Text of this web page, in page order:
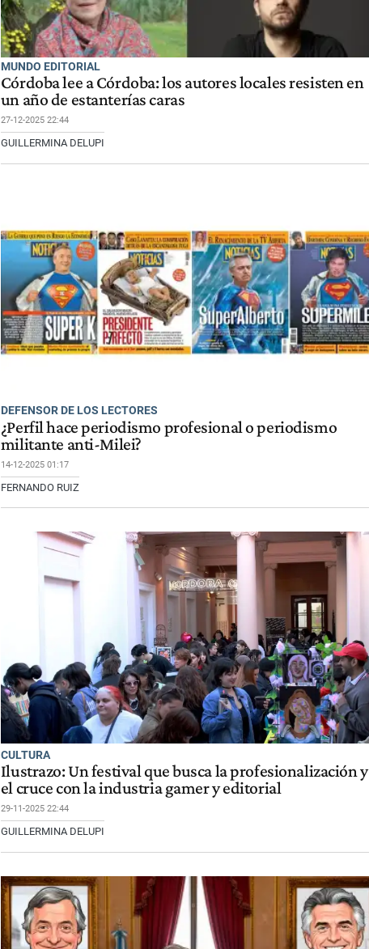
MUNDO EDITORIAL
Córdoba lee a Córdoba: los autores locales resisten en
un año de estanterías caras
27-12-2025 22:44
GUILLERMINA DELUPI
DEFENSOR DE LOS LECTORES
¿Perfil hace periodismo profesional o periodismo
militante anti-Milei?
14-12-2025 01:17
FERNANDO RUIZ
CULTURA
Ilustrazo: Un festival que busca la profesionalización y
el cruce con la industria gamer y editorial
29-11-2025 22:44
GUILLERMINA DELUPI